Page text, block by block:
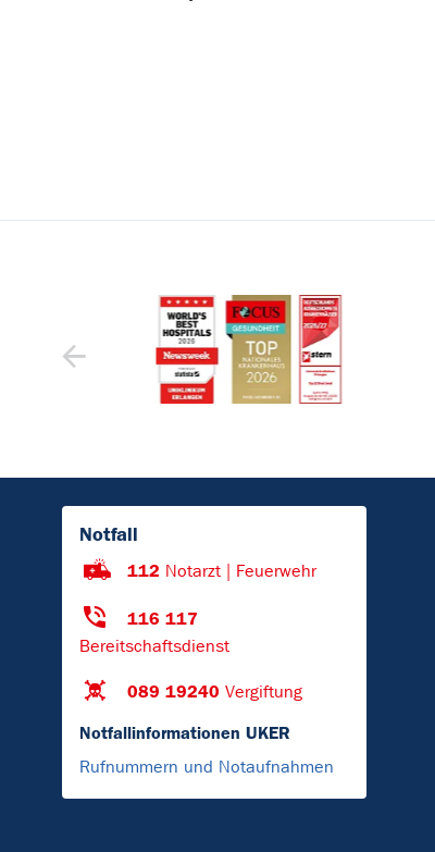
Notfall
112 Notarzt | Feuerwehr
116 117
Bereitschaftsdienst
089 19240 Vergiftung
Notfallinformationen UKER
Rufnummern und Notaufnahmen